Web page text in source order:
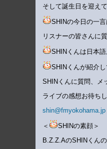
そして誕生日を迎え
SHINの今日の一
リスナーの皆さんに
SHINくんは日本
SHINくんが紹介
SHINくんに質問、メ
ライブの感想お待ち
shin@fmyokohama.jp
＜
SHINの素顔＞
B.Z.Z.AのSHINくん